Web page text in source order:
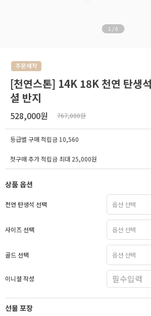
1 /6
[천연스톤] 14K 18K 천연 탄생
셜 반지
528,000원 767,000원
등급별 구매 적립금 10,560
첫구매 추가 적립금 최대 25,000원
상품 옵션
천연 탄생석 선택
사이즈 선택
골드 선택
이니셜 작성
선물 포장